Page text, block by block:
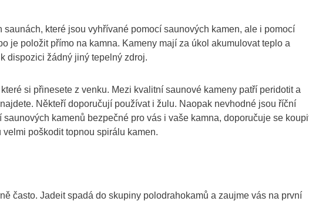
které jsou vyhřívané pomocí saunových kamen, ale i pomocí
je položit přímo na kamna. Kameny mají za úkol akumulovat teplo a
dispozici žádný jiný tepelný zdroj.
si přinesete z venku. Mezi kvalitní saunové kameny patří peridotit a
Někteří doporučují používat i žulu. Naopak nevhodné jsou říční
kamenů bezpečné pro vás i vaše kamna, doporučuje se
poškodit topnou spirálu kamen.
často. Jadeit spadá do skupiny polodrahokamů a zaujme vás na první